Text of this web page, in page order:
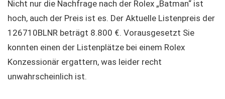
Nicht nur die Nachfrage nach der Rolex „Batman“ ist
hoch, auch der Preis ist es. Der Aktuelle Listenpreis der
126710BLNR beträgt 8.800 €. Vorausgesetzt Sie
konnten einen der Listenplätze bei einem Rolex
Konzessionär ergattern, was leider recht
unwahrscheinlich ist.